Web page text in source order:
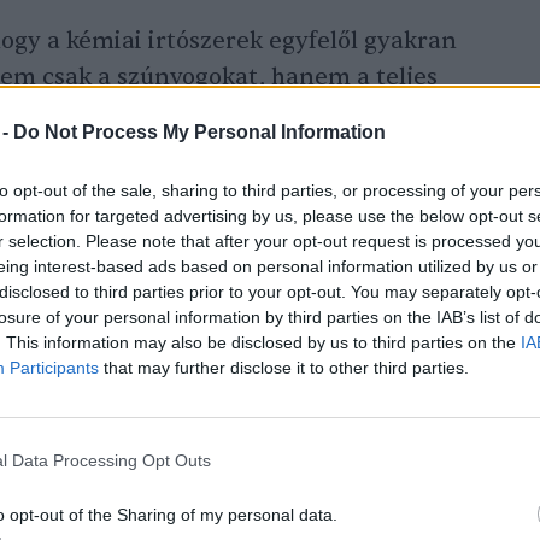
Do Not Process My Personal Information
opt-out of the sale, sharing to third parties, or processing of your
for targeted advertising by us, please use the below opt-out
selection. Please note that after your opt-out request is processed
interest-based ads based on personal information utilized by us
to third parties prior to your opt-out. You may separately
of your personal information by third parties on the IAB’s list of
This information may also be disclosed by us to third parties on the
Participants that may further disclose it to other third parties.
Data Processing Opt Outs
opt-out of the Sharing of my personal data.
a kémiai irtószerek egyfelől gyakran
csak a szúnyogokat, hanem a teljes
írják, a kémiai irtószerek hatóanyaga
a legtöbb repülő rovart elpusztítja, de a
is. Egyes vizsgálatok szerint
elpusztított rovarból csak 1-2 egyed a
irtószer nem káros
mintha valaki
még nem sok baja
tüdőrákot
az emberre is hatása